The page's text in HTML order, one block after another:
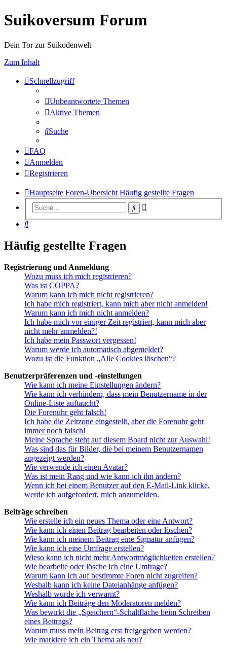
Suikoversum Forum
Dein Tor zur Suikodenwelt
Zum Inhalt
Schnellzugriff
Unbeantwortete Themen
Aktive Themen
Suche
FAQ
Anmelden
Registrieren
Hauptseite Foren-Übersicht Häufig gestellte Fragen
Suche
Suche
Häufig gestellte Fragen
Registrierung und Anmeldung
Wozu muss ich mich registrieren?
Was ist COPPA?
Warum kann ich mich nicht registrieren?
Ich habe mich registriert, kann mich aber nicht anmelden!
Warum kann ich mich nicht anmelden?
Ich habe mich vor einiger Zeit registriert, kann mich aber
nicht mehr anmelden?!
Ich habe mein Passwort vergessen!
Warum werde ich automatisch abgemeldet?
Wozu ist die Funktion „Alle Cookies löschen“?
Benutzerpräferenzen und -einstellungen
Wie kann ich meine Einstellungen ändern?
Wie kann ich verhindern, dass mein Benutzername in der
Online-Liste auftaucht?
Die Forenuhr geht falsch!
Ich habe die Zeitzone eingestellt, aber die Forenuhr geht
immer noch falsch!
Meine Sprache steht auf diesem Board nicht zur Auswahl!
Was sind das für Bilder, die bei meinem Benutzernamen
angezeigt werden?
Wie verwende ich einen Avatar?
Was ist mein Rang und wie kann ich ihn ändern?
Wenn ich bei einem Benutzer auf den E-Mail-Link klicke,
werde ich aufgefordert, mich anzumelden.
Beiträge schreiben
Wie erstelle ich ein neues Thema oder eine Antwort?
Wie kann ich einen Beitrag bearbeiten oder löschen?
Wie kann ich meinem Beitrag eine Signatur anfügen?
Wie kann ich eine Umfrage erstellen?
Wieso kann ich nicht mehr Antwortmöglichkeiten erstellen?
Wie bearbeite oder lösche ich eine Umfrage?
Warum kann ich auf bestimmte Foren nicht zugreifen?
Weshalb kann ich keine Dateianhänge anfügen?
Weshalb wurde ich verwarnt?
Wie kann ich Beiträge den Moderatoren melden?
Was bewirkt die „Speichern“-Schaltfläche beim Schreiben
eines Beitrags?
Warum muss mein Beitrag erst freigegeben werden?
Wie markiere ich ein Thema als neu?